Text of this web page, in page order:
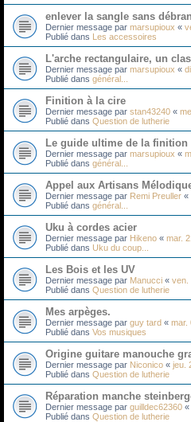
enlever la sangle sans
Dernier message par marsupioux «
Publié dans Les accessoires
L'arche rectangulaire, un
Dernier message par marsupioux «
Publié dans général...
Finition à la cire
Dernier message par stan43240 «
Publié dans Question de lutherie
Le guide ultime de la finition
Dernier message par marsupioux «
Publié dans général...
Appel aux Artisans
Dernier message par Remi Preuller «
Publié dans général...
Uku à cordes acier
Dernier message par Hikeno « mar.
Publié dans Uku du coup...
Les Bois et les UV
Dernier message par Manucci « ven.
Publié dans Question de lutherie
Mes arpèges.
Dernier message par guy tard « mar.
Publié dans Vos musiques
Origine guitare manouche
Dernier message par Niconico « jeu.
Publié dans Question de lutherie
Réparation manche
Dernier message par guilldec62360 «
Publié dans Question de lutherie